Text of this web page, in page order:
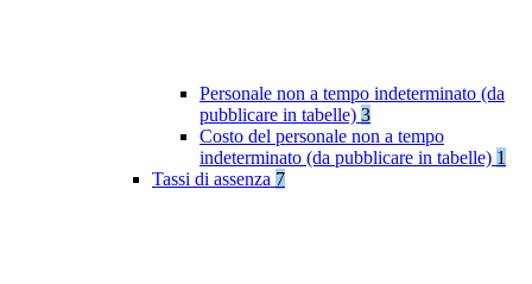
Personale non a tempo indeterminato (da
pubblicare in tabelle) 3
Costo del personale non a tempo
indeterminato (da pubblicare in tabelle) 1
Tassi di assenza 7